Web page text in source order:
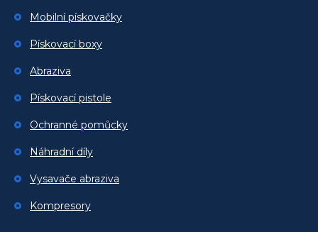
Mobilní pískovačky
Pískovací boxy
Abraziva
Pískovací pistole
Ochranné pomůcky
Náhradní díly
Vysavače abraziva
Kompresory